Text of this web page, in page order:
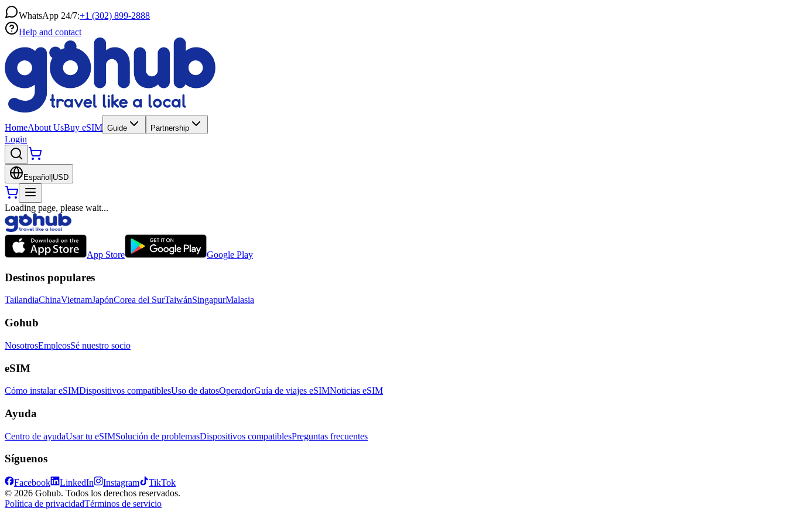
WhatsApp 24/7:+1 (302) 899-2888
Help and contact
HomeAbout UsBuy eSIM Guide Partnership
Login
Español USD
Loading page, please wait...
App Store Google Play
Destinos populares
TailandiaChinaVietnamJapónCorea del SurTaiwánSingapurMalasia
Gohub
NosotrosEmpleosSé nuestro socio
eSIM
Cómo instalar eSIMDispositivos compatiblesUso de datosOperadorGuía de viajes eSIMNoticias eSIM
Ayuda
Centro de ayudaUsar tu eSIMSolución de problemasDispositivos compatiblesPreguntas frecuentes
Síguenos
Facebook LinkedIn Instagram
TikTok
© 2026 Gohub. Todos los derechos reservados.
Política de privacidadTérminos de servicio